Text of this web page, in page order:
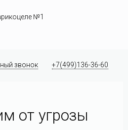
№1
звонок +7(499)136-36-60
от угрозы